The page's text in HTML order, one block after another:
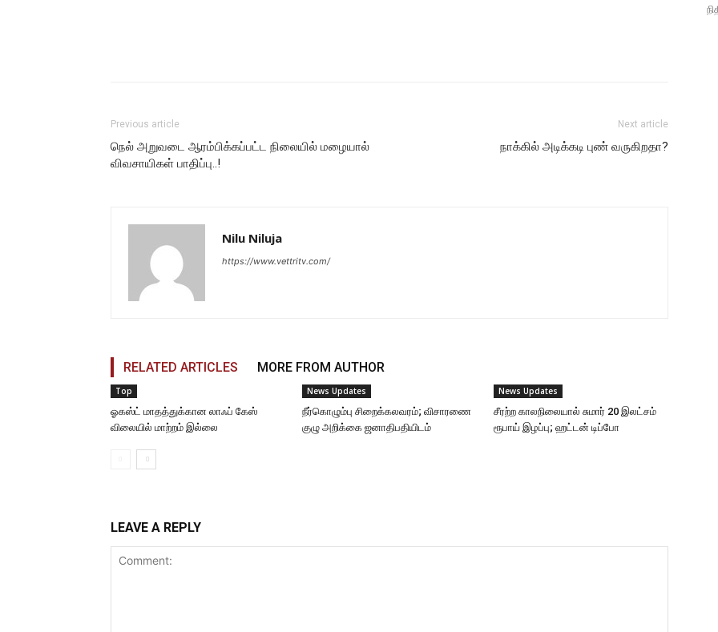
Previous article
நெல் அறுவடை ஆரம்பிக்கப்பட்ட நிலையில் மழையால்
விவசாயிகள் பாதிப்பு..!
Next article
நாக்கில் அடிக்கடி புண் வருகிறதா?
Nilu Niluja
https://www.vettritv.com/
RELATED ARTICLES MORE FROM AUTHOR
Top
ஓகஸ்ட் மாதத்துக்கான லாஃப் கேஸ்
விலையில் மாற்றம் இல்லை
News Updates
நீர்கொழும்பு சிறைக்கலவரம்; விசாரணை
குழு அறிக்கை ஜனாதிபதியிடம்
News Updates
சீரற்ற காலநிலையால் சுமார் 20 இலட்சம்
ரூபாய் இழப்பு; ஹட்டன் டிப்போ
LEAVE A REPLY